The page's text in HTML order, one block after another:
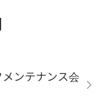
ンテナンス会